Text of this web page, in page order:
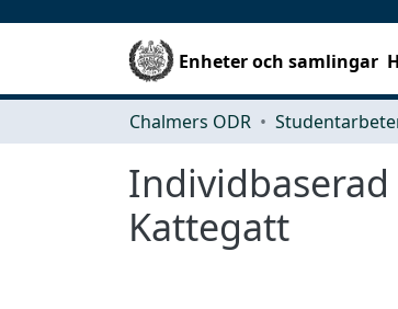
Enheter och samlingar
Chalmers ODR
Kattegatt